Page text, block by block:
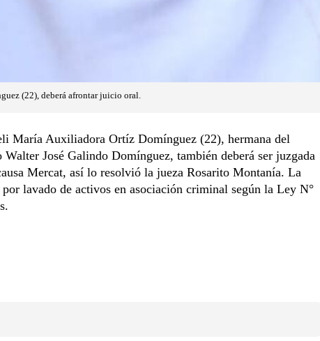
(22), deberá afrontar juicio oral.
María Auxiliadora Ortíz Domínguez (22), hermana del
Walter José Galindo Domínguez, también deberá ser juzgada
Mercat, así lo resolvió la jueza Rosarito Montanía. La
por lavado de activos en asociación criminal según la Ley N°